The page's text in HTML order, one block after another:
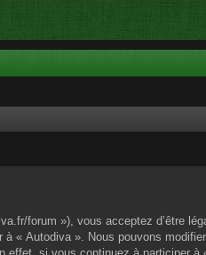
forum »), vous acceptez d’être
« Autodiva ». Nous pouvons